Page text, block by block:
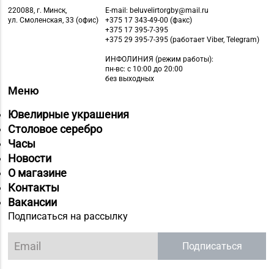
220088, г. Минск,
ул. Смоленская, 33 (офис)
E-mail: beluvelirtorgby@mail.ru
+375 17 343-49-00 (факс)
+375 17 395-7-395
+375 29 395-7-395 (работает Viber, Telegram)
ИНФОЛИНИЯ (режим работы):
пн-вс: с 10:00 до 20:00
без выходных
Меню
Ювелирные украшения
Столовое серебро
Часы
Новости
О магазине
Контакты
Вакансии
Подписаться на рассылку
Подписаться